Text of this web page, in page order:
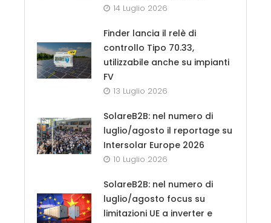
14 Luglio 2026
Finder lancia il relè di
controllo Tipo 70.33,
utilizzabile anche su impianti
FV
13 Luglio 2026
SolareB2B: nel numero di
luglio/agosto il reportage su
Intersolar Europe 2026
10 Luglio 2026
SolareB2B: nel numero di
luglio/agosto focus su
limitazioni UE a inverter e